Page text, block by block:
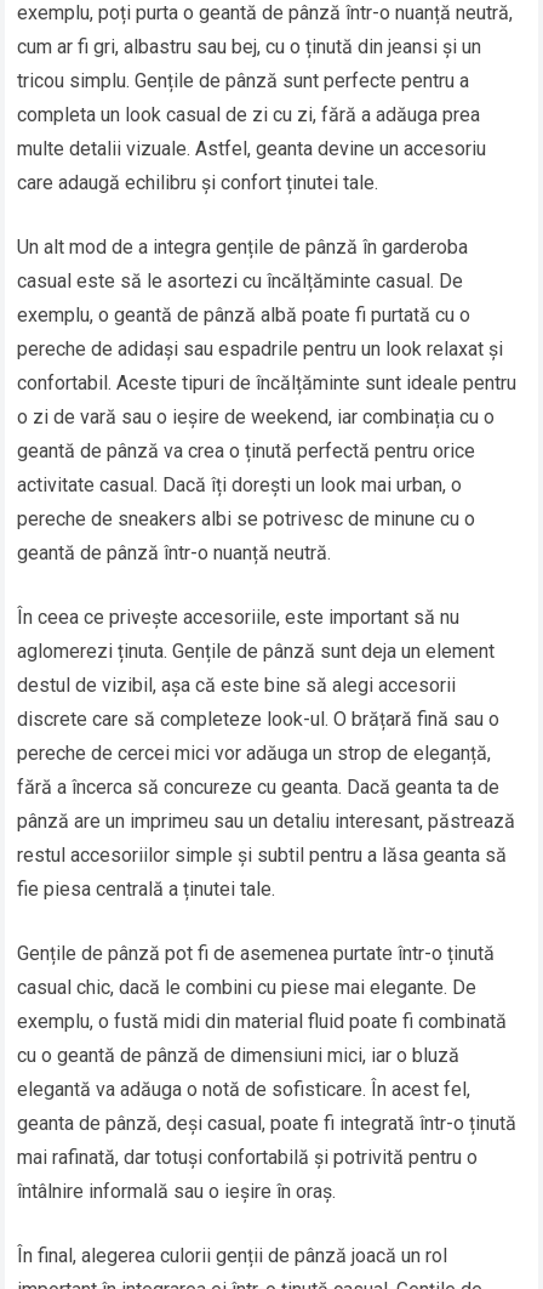
exemplu, poți purta o geantă de pânză într-o nuanță neutră,
cum ar fi gri, albastru sau bej, cu o ținută din jeansi și un
tricou simplu. Gențile de pânză sunt perfecte pentru a
completa un look casual de zi cu zi, fără a adăuga prea
multe detalii vizuale. Astfel, geanta devine un accesoriu
care adaugă echilibru și confort ținutei tale.
Un alt mod de a integra gențile de pânză în garderoba
casual este să le asortezi cu încălțăminte casual. De
exemplu, o geantă de pânză albă poate fi purtată cu o
pereche de adidași sau espadrile pentru un look relaxat și
confortabil. Aceste tipuri de încălțăminte sunt ideale pentru
o zi de vară sau o ieșire de weekend, iar combinația cu o
geantă de pânză va crea o ținută perfectă pentru orice
activitate casual. Dacă îți dorești un look mai urban, o
pereche de sneakers albi se potrivesc de minune cu o
geantă de pânză într-o nuanță neutră.
În ceea ce privește accesoriile, este important să nu
aglomerezi ținuta. Gențile de pânză sunt deja un element
destul de vizibil, așa că este bine să alegi accesorii
discrete care să completeze look-ul. O brățară fină sau o
pereche de cercei mici vor adăuga un strop de eleganță,
fără a încerca să concureze cu geanta. Dacă geanta ta de
pânză are un imprimeu sau un detaliu interesant, păstrează
restul accesoriilor simple și subtil pentru a lăsa geanta să
fie piesa centrală a ținutei tale.
Gențile de pânză pot fi de asemenea purtate într-o ținută
casual chic, dacă le combini cu piese mai elegante. De
exemplu, o fustă midi din material fluid poate fi combinată
cu o geantă de pânză de dimensiuni mici, iar o bluză
elegantă va adăuga o notă de sofisticare. În acest fel,
geanta de pânză, deși casual, poate fi integrată într-o ținută
mai rafinată, dar totuși confortabilă și potrivită pentru o
întâlnire informală sau o ieșire în oraș.
În final, alegerea culorii genții de pânză joacă un rol